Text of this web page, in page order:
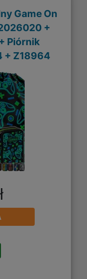
Game On
+
Piórnik
+ Z18964